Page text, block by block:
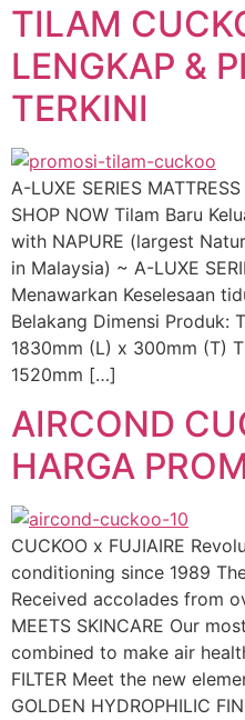
TILAM
LENGKAP &
TERKINI
A-LUXE SERIES
SHOP NOW Tilam Baru
with NAPURE (largest
in Malaysia) ~ A-LUXE
Menawarkan Keselesaan
Belakang Dimensi Produk:
1830mm (L) x 300mm (T)
1520mm […]
AIRCOND
HARGA
CUCKOO x FUJIAIRE
conditioning since 1989
Received accolades from
MEETS SKINCARE Our
combined to make air
FILTER Meet the new
GOLDEN HYDROPHILIC